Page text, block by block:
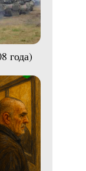
года)